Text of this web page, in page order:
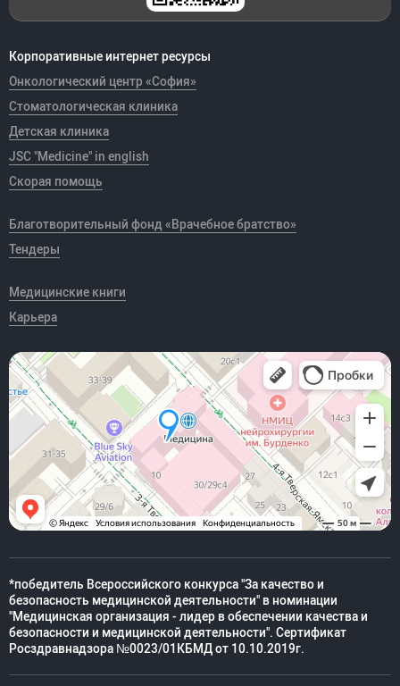
Корпоративные интернет ресурсы
Онкологический центр «София»
Стоматологическая клиника
Детская клиника
JSC "Medicine" in english
Скорая помощь
Благотворительный фонд «Врачебное братство»
Тендеры
Медицинские книги
Карьера
*победитель Всероссийского конкурса "За качество и
безопасность медицинской деятельности" в номинации
"Медицинская организация - лидер в обеспечении качества и
безопасности и медицинской деятельности". Сертификат
Росздравнадзора №0023/01КБМД от 10.10.2019г.